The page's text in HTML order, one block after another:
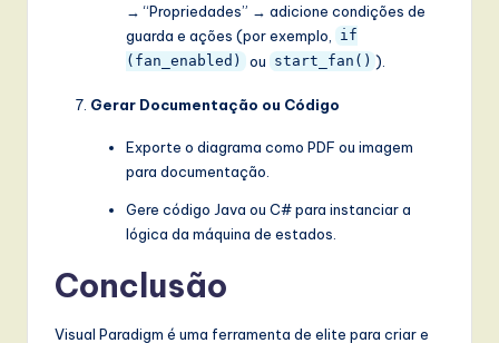
→ “Propriedades” → adicione condições de
guarda e ações (por exemplo,
if
(fan_enabled)
ou start_fan() ).
Gerar Documentação ou Código
Exporte o diagrama como PDF ou imagem
para documentação.
Gere código Java ou C# para instanciar a
lógica da máquina de estados.
Conclusão
Visual Paradigm é uma ferramenta de elite para criar e